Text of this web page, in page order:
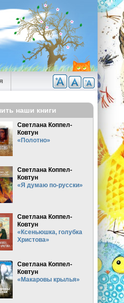
наши книги
Светлана Коппел-
Ковтун
«Полотно»
Светлана Коппел-
Ковтун
«Я думаю по-русски»
Светлана Коппел-
Ковтун
«Ксеньюшка, голубка
Христова»
Светлана Коппел-
Ковтун
«Макаровы крылья»